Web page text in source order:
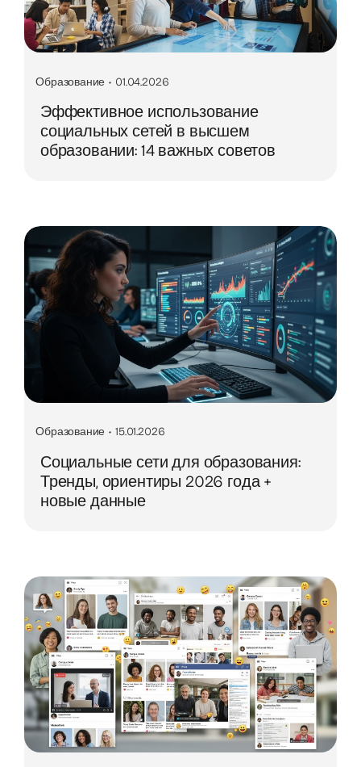
Образование • 01.04.2026
Эффективное использование
социальных сетей в высшем
образовании: 14 важных советов
Образование • 15.01.2026
Социальные сети для образования:
Тренды, ориентиры 2026 года +
новые данные